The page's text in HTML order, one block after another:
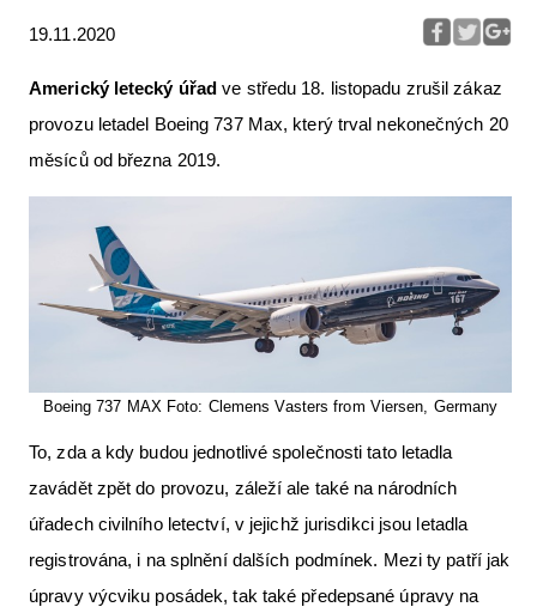
19.11.2020
Americký letecký úřad ve středu 18. listopadu zrušil zákaz
provozu letadel Boeing 737 Max, který trval nekonečných 20
měsíců od března 2019.
Boeing 737 MAX Foto: Clemens Vasters from Viersen, Germany
To, zda a kdy budou jednotlivé společnosti tato letadla
zavádět zpět do provozu, záleží ale také na národních
úřadech civilního letectví, v jejichž jurisdikci jsou letadla
registrována, i na splnění dalších podmínek. Mezi ty patří jak
úpravy výcviku posádek, tak také předepsané úpravy na
Pro piloty
Série & speciály
Letecká muzea
VFR Communication app
The SAFE Guide app
Nabídky práce v letectví
E-SHOP